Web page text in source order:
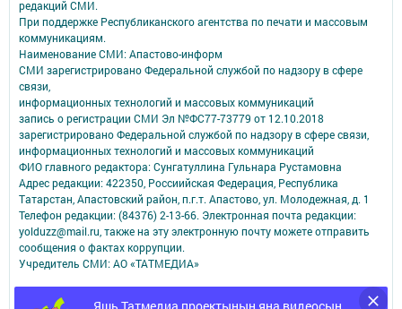
редакций СМИ.
При поддержке Республиканского агентства по печати и массовым
коммуникациям.
Наименование СМИ: Апастово-информ
СМИ зарегистрировано Федеральной службой по надзору в сфере
связи,
информационных технологий и массовых коммуникаций
запись о регистрации СМИ Эл №ФС77-73779 от 12.10.2018
зарегистрировано Федеральной службой по надзору в сфере связи,
информационных технологий и массовых коммуникаций
ФИО главного редактора: Сунгатуллина Гульнара Рустамовна
Адрес редакции: 422350, Россиийская Федерация, Республика
Татарстан, Апастовский район, п.г.т. Апастово, ул. Молодежная, д. 1
Телефон редакции: (84376) 2-13-66. Электронная почта редакции:
yolduzz@mail.ru, также на эту электронную почту можете отправить
сообщения о фактах коррупции.
Учредитель СМИ: АО «ТАТМЕДИА»
Антикоррупционная политика